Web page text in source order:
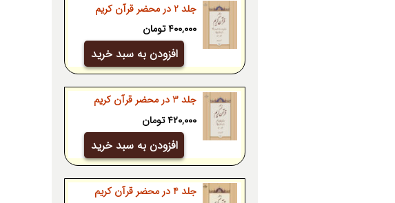
جلد 2 در محضر قرآن کریم
۴۰۰,۰۰۰تومان
افزودن به سبد خرید
جلد 3 در محضر قرآن کریم
۴۲۰,۰۰۰تومان
افزودن به سبد خرید
جلد 4 در محضر قرآن کریم